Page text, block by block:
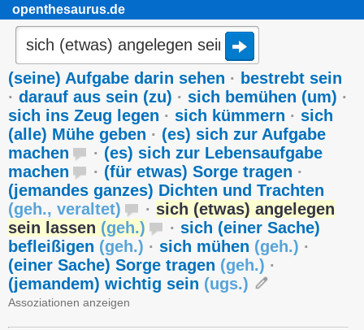
openthesaurus.de
(seine) Aufgabe darin sehen · bestrebt sein
· darauf aus sein (zu) · sich bemühen (um) ·
sich ins Zeug legen · sich kümmern · sich
(alle) Mühe geben · (es) sich zur Aufgabe
machen
· (es) sich zur Lebensaufgabe
machen
· (für etwas) Sorge tragen ·
(jemandes ganzes) Dichten und Trachten
(geh., veraltet) · sich (etwas) angelegen
sein lassen (geh.) · sich (einer Sache)
befleißigen (geh.) · sich mühen (geh.) ·
(einer Sache) Sorge tragen (geh.) ·
(jemandem) wichtig sein (ugs.)
Assoziationen anzeigen